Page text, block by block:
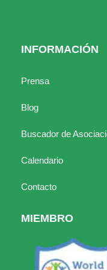
INFORMACIÓN
Prensa
Blog
Buscador de
Calendario
Contacto
MIEMBRO